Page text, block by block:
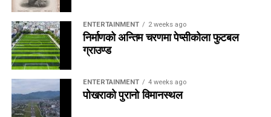
ENTERTAINMENT 2 weeks ago
निर्माणको अन्तिम चरणमा पेप्सीकोला फुटबल
ग्राउण्ड
ENTERTAINMENT 4 weeks ago
पोखराको पुरानो विमानस्थल